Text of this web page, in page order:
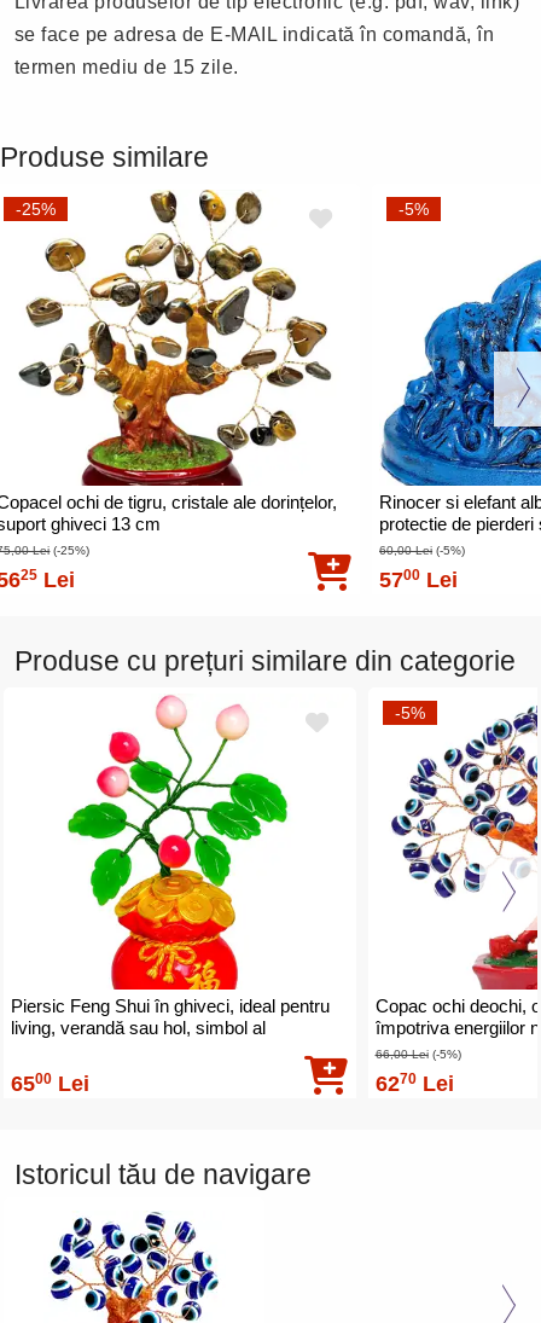
se face pe adresa de E-MAIL indicată în comandă, în
termen mediu de 15 zile.
Produse similare
-25%
ochi de tigru, cristale ale dorințelor,
ghiveci 13 cm
Lei(-25%)
25 Lei
-5%
Rinocer si elefant
protectie de
cm
60,00 Lei (-5%)
5700 Lei
Produse cu prețuri similare din categorie
Piersic Feng Shui în ghiveci, ideal pentru
living, verandă sau hol, simbol al
6500 Lei
-5%
Copac ochi deochi,
împotriva energiilor
cm
66,00 Lei(-5%)
6270Lei
Istoricul tău de navigare